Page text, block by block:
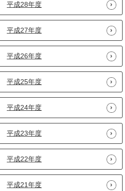
平成28年度
平成27年度
平成26年度
平成25年度
平成24年度
平成23年度
平成22年度
平成21年度